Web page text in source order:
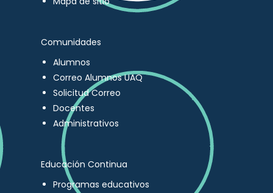
Comunidades
Alumnos
Correo Alumnos UAQ
Solicitud Correo
Docentes
Administrativos
Educación Continua
Programas educativos